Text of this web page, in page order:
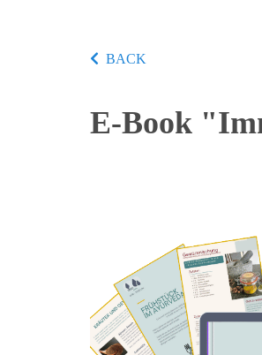
BACK
E-Book